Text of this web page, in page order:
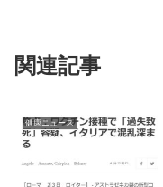
関連記事
健康ニュース